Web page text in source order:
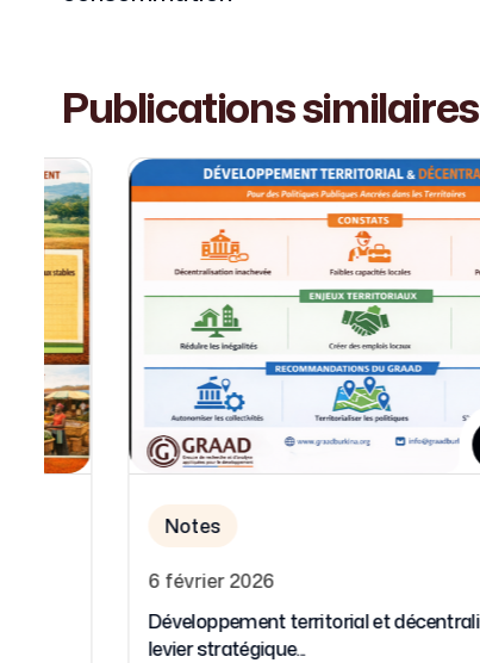
Publications similaires
15 janvier 2026
Gouvernance des politiques publiques à
l’interface entre souveraineté...